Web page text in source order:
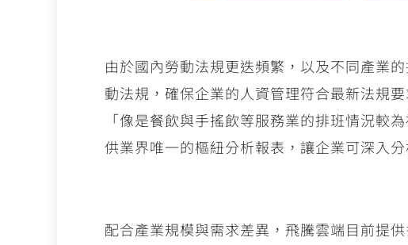
由於國內勞動法規更迭頻繁，以及不同產業
動法規，確保企業的人資管理符合最新法規
「像是餐飲與手搖飲等服務業的排班情況較
供業界唯一的樞紐分析報表，讓企業可深入分
配合產業規模與需求差異，飛騰雲端目前提